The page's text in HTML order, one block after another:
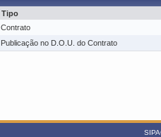
Tipo
Contrato
Publicação no D.O.U. do Contrato